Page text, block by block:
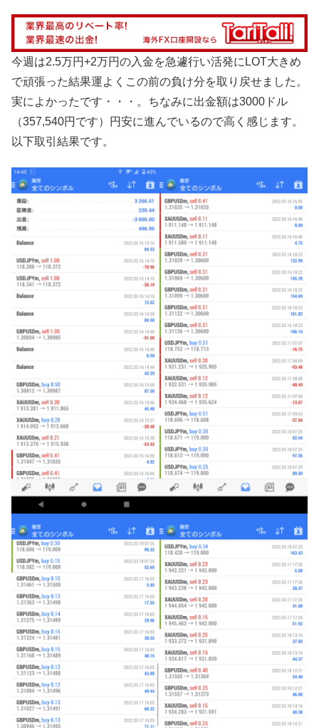
今週は2.5万円+2万円の入金を急遽行い活発にLOT大きめ
で頑張った結果運よくこの前の負け分を取り戻せました。
実によかったです・・・。ちなみに出金額は3000ドル
（357,540円です）円安に進んでいるので高く感じます。
以下取引結果です。